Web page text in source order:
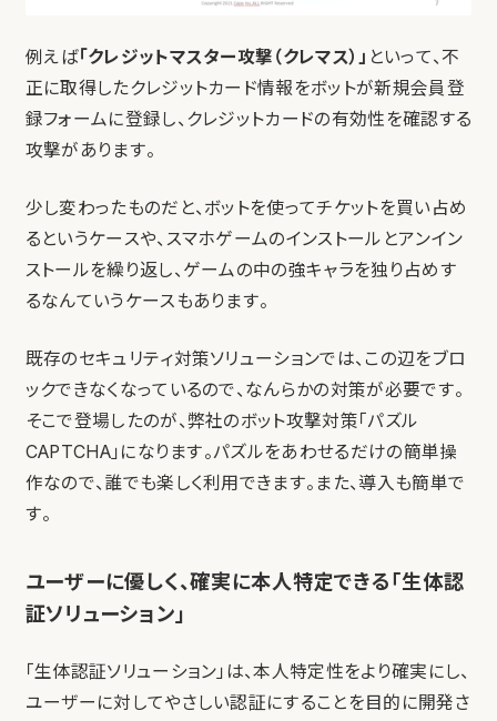
例えば「クレジットマスター攻撃（クレマス）」 といって、不
正に取得したクレジットカード情報をボットが新規会員登
録フォームに登録し、クレジットカードの有効性を確認する
攻撃があります。
少し変わったものだと、ボットを使ってチケットを買い占め
るというケースや、スマホゲームのインストールとアンイン
ストールを繰り返し、ゲームの中の強キャラを独り占めす
るなんていうケースもあります。
既存のセキュリティ対策ソリューションでは、この辺をブロ
ックできなくなっているので、なんらかの対策が必要です。
そこで登場したのが、弊社のボット攻撃対策「パズル
CAPTCHA」になります。パズルをあわせるだけの簡単操
作なので、誰でも楽しく利用できます。また、導入も簡単で
す。
ユーザーに優しく、確実に本人特定できる「生体認
証ソリューション」
「生体認証ソリューション」は、本人特定性をより確実にし、
ユーザーに対してやさしい認証にすることを目的に開発さ